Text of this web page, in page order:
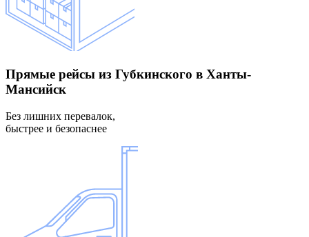
Прямые рейсы из Губкинского в Ханты-
Мансийск
Без лишних перевалок,
быстрее и безопаснее